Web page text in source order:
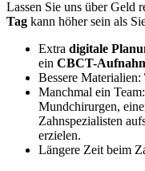
Lassen Sie uns über Geld
Tag kann höher sein als
Extra digitale
ein CBCT-
Bessere Materialien:
Manchmal ein
Mundchirurgen,
Zahnspezialisten
erzielen.
Längere Zeit beim